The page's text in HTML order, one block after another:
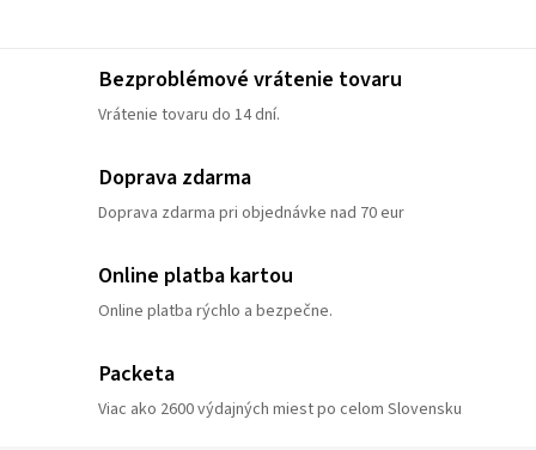
Bezproblémové vrátenie tovaru
Vrátenie tovaru do 14 dní.
Doprava zdarma
Doprava zdarma pri objednávke nad 70 eur
Online platba kartou
Online platba rýchlo a bezpečne.
Packeta
Viac ako 2600 výdajných miest po celom Slovensku